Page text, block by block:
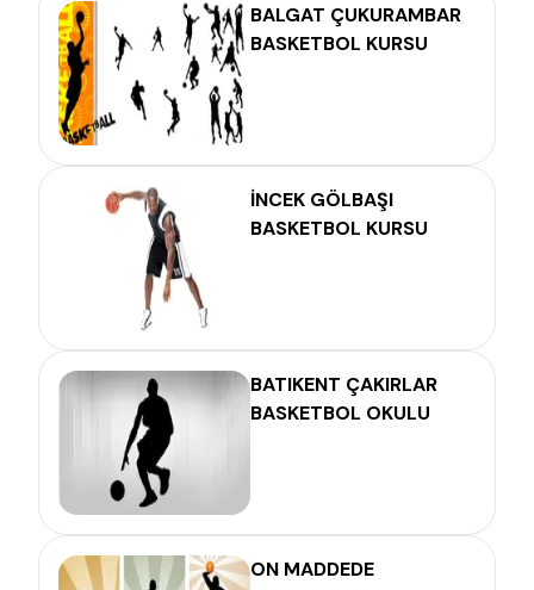
BALGAT ÇUKURAMBAR
BASKETBOL KURSU
İNCEK GÖLBAŞI
BASKETBOL KURSU
BATIKENT ÇAKIRLAR
BASKETBOL OKULU
ON MADDEDE